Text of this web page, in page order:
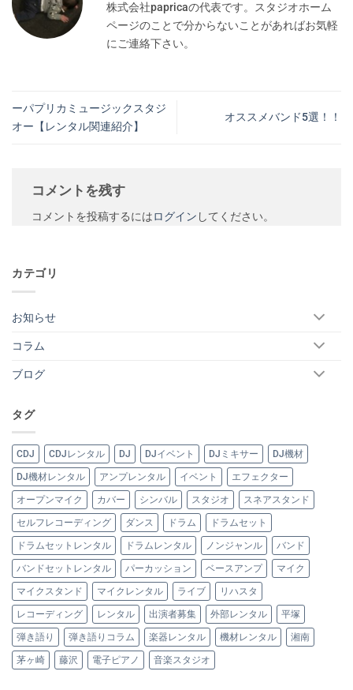
株式会社papricaの代表です。スタジオホーム
ページのことで分からないことがあればお気軽
にご連絡下さい。
ーパプリカミュージックスタジ
オー【レンタル関連紹介】
オススメバンド5選！！
コメントを残す
コメントを投稿するにはログイン してください。
カテゴリ
お知らせ
コラム
ブログ
タグ
CDJ CDJレンタル DJ DJイベント DJミキサー DJ機材
DJ機材レンタル アンプレンタル イベント エフェクター
オープンマイク カバー シンバル スタジオ スネアスタンド
セルフレコーディング ダンス ドラム ドラムセット
ドラムセットレンタル ドラムレンタル ノンジャンル バンド
バンドセットレンタル パーカッション ベースアンプ マイク
マイクスタンド マイクレンタル ライブ リハスタ
レコーディング レンタル 出演者募集 外部レンタル 平塚
弾き語り 弾き語りコラム 楽器レンタル 機材レンタル 湘南
茅ヶ崎 藤沢 電子ピアノ 音楽スタジオ